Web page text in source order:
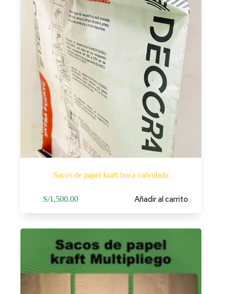
Sacos de papel kraft boca valvulada
S/1,500.00 Añadir al carrito